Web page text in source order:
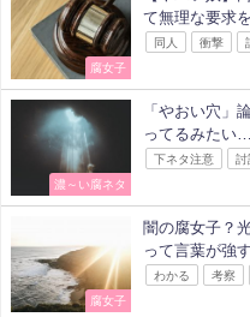
腐女子
て無理な要求
同人 衝撃
濃～い腐ネタ
「やおい穴」
ってるみたい…
下ネタ注意 討
腐女子
闇の腐女子？
って言葉が強
わかる 考察